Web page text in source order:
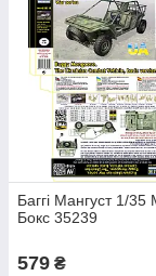
Баггі Мангуст 1/35
Бокс 35239
579 ₴